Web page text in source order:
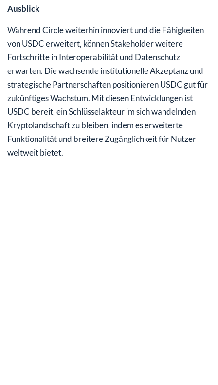
Ausblick
Während Circle weiterhin innoviert und die Fähigkeiten
von USDC erweitert, können Stakeholder weitere
Fortschritte in Interoperabilität und Datenschutz
erwarten. Die wachsende institutionelle Akzeptanz und
strategische Partnerschaften positionieren USDC gut für
zukünftiges Wachstum. Mit diesen Entwicklungen ist
USDC bereit, ein Schlüsselakteur im sich wandelnden
Kryptolandschaft zu bleiben, indem es erweiterte
Funktionalität und breitere Zugänglichkeit für Nutzer
weltweit bietet.